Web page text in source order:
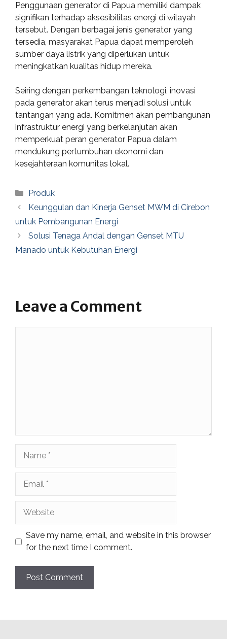
Penggunaan generator di Papua memiliki dampak
signifikan terhadap aksesibilitas energi di wilayah
tersebut. Dengan berbagai jenis generator yang
tersedia, masyarakat Papua dapat memperoleh
sumber daya listrik yang diperlukan untuk
meningkatkan kualitas hidup mereka.
Seiring dengan perkembangan teknologi, inovasi
pada generator akan terus menjadi solusi untuk
tantangan yang ada. Komitmen akan pembangunan
infrastruktur energi yang berkelanjutan akan
memperkuat peran generator Papua dalam
mendukung pertumbuhan ekonomi dan
kesejahteraan komunitas lokal.
Categories
Produk
Keunggulan dan Kinerja Genset MWM di Cirebon
untuk Pembangunan Energi
Solusi Tenaga Andal dengan Genset MTU
Manado untuk Kebutuhan Energi
Leave a Comment
Save my name, email, and website in this browser
for the next time I comment.